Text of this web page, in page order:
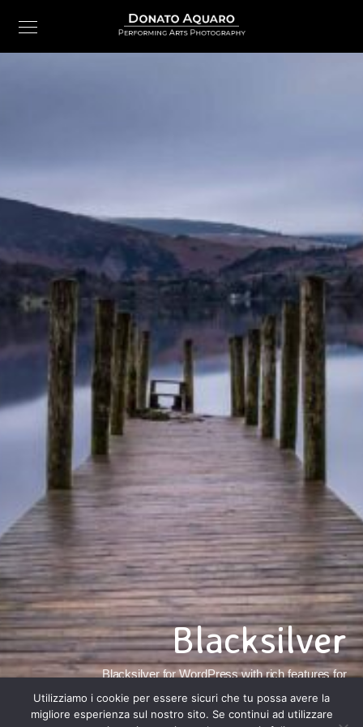
Blacksilver
Blacksilver for WordPress with rich features for
professional photographers. Capture and present using
variety of features.
Utilizziamo i cookie per essere sicuri che tu possa avere la
migliore esperienza sul nostro sito. Se continui ad utilizzare